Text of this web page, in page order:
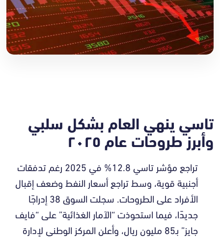
تاسي ينهي العام بشكل سلبي
وأبرز طروحات عام ٢٠٢٥
تراجع مؤشر تاسي 12.8% في 2025 رغم تدفقات
أجنبية قوية، وسط تراجع أسعار النفط وضعف إقبال
الأفراد على الطروحات. سجلت السوق 38 إدراجًا
جديدًا، فيما استحوذت “الآمار الغذائية” على “فايف
جايز” بـ85 مليون ريال، وأعلن المركز الوطني لإدارة